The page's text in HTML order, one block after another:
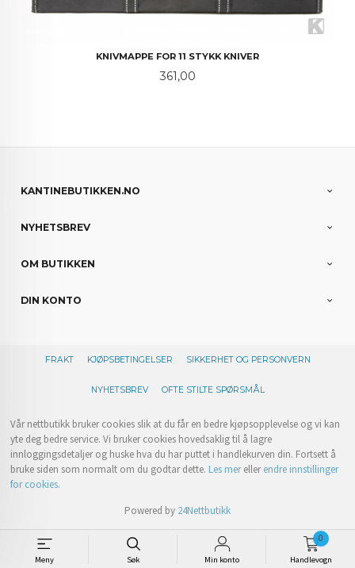
Meny Søk Min konto Handlevogn
0
KNIVMAPPE FOR 11 STYKK KNIVER
Pris
361,00
KANTINEBUTIKKEN.NO
NYHETSBREV
OM BUTIKKEN
DIN KONTO
FRAKT KJØPSBETINGELSER SIKKERHET OG PERSONVERN
NYHETSBREV OFTE STILTE SPØRSMÅL
Vår nettbutikk bruker cookies slik at du får en bedre kjøpsopplevelse og vi kan
yte deg bedre service. Vi bruker cookies hovedsaklig til å lagre
innloggingsdetaljer og huske hva du har puttet i handlekurven din. Fortsett å
bruke siden som normalt om du godtar dette. Les merellerendre innstillinger
for cookies.
Powered by 24Nettbutikk